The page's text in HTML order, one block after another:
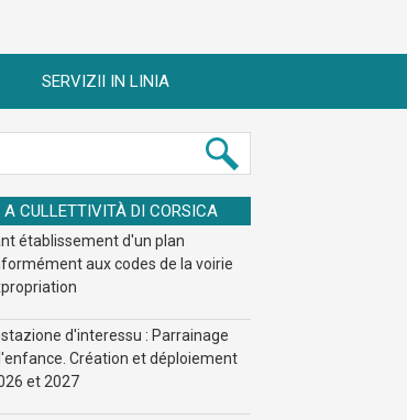
SERVIZII IN LINIA
CULLETTIVITÀ DI CORSICA
établissement d'un plan
aux codes de la voirie
d'interessu : Parrainage
Création et déploiement
et 2027